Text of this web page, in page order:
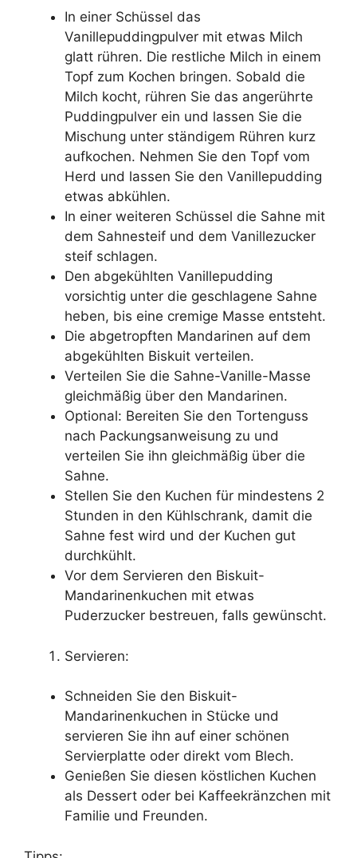
In einer Schüssel das
Vanillepuddingpulver mit etwas Milch
glatt rühren. Die restliche Milch in einem
Topf zum Kochen bringen. Sobald die
Milch kocht, rühren Sie das angerührte
Puddingpulver ein und lassen Sie die
Mischung unter ständigem Rühren kurz
aufkochen. Nehmen Sie den Topf vom
Herd und lassen Sie den Vanillepudding
etwas abkühlen.
In einer weiteren Schüssel die Sahne mit
dem Sahnesteif und dem Vanillezucker
steif schlagen.
Den abgekühlten Vanillepudding
vorsichtig unter die geschlagene Sahne
heben, bis eine cremige Masse entsteht.
Die abgetropften Mandarinen auf dem
abgekühlten Biskuit verteilen.
Verteilen Sie die Sahne-Vanille-Masse
gleichmäßig über den Mandarinen.
Optional: Bereiten Sie den Tortenguss
nach Packungsanweisung zu und
verteilen Sie ihn gleichmäßig über die
Sahne.
Stellen Sie den Kuchen für mindestens 2
Stunden in den Kühlschrank, damit die
Sahne fest wird und der Kuchen gut
durchkühlt.
Vor dem Servieren den Biskuit-
Mandarinenkuchen mit etwas
Puderzucker bestreuen, falls gewünscht.
Servieren:
Schneiden Sie den Biskuit-
Mandarinenkuchen in Stücke und
servieren Sie ihn auf einer schönen
Servierplatte oder direkt vom Blech.
Genießen Sie diesen köstlichen Kuchen
als Dessert oder bei Kaffeekränzchen mit
Familie und Freunden.